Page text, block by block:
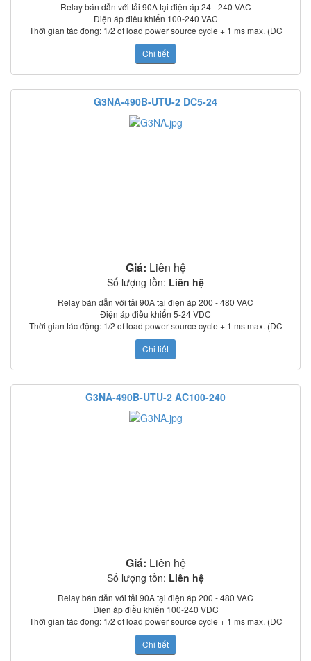
Relay bán dẫn với tải 90A tại điện áp 24 - 240 VAC
Điện áp điều khiển 100-240 VAC
Thời gian tác động: 1/2 of load power source cycle + 1 ms max. (DC
input); 3/2 of load power source cycle + 1 ms max. (AC input)
Dòng rò: 5 mA max. (at 100 VAC); 0 mA max. (at 200 VAC)
Điện trở cách điện: 100 MΩ min. (at 500 VDC)
Nhiệt độ làm việc: –30°C to 80°C
Chỉ thị trạng thái: LED
Có nắp che bảo vệ
Tiêu chuẩn: UL, CSA, TUV (model –UTU)
Chi tiết
G3NA-490B-UTU-2 DC5-24
Giá: Liên hệ
Số lượng tồn: Liên hệ
Relay bán dẫn với tải 90A tại điện áp 200 - 480 VAC
Điện áp điều khiển 5-24 VDC
Thời gian tác động: 1/2 of load power source cycle + 1 ms max. (DC
input); 3/2 of load power source cycle + 1 ms max. (AC input)
Dòng rò: 5 mA max. (at 100 VAC); 0 mA max. (at 200 VAC)
Điện trở cách điện: 100 MΩ min. (at 500 VDC)
Nhiệt độ làm việc: –30°C to 80°C
Chỉ thị trạng thái: LED
Có nắp che bảo vệ
Tiêu chuẩn: UL, CSA, TUV (model –UTU)
Chi tiết
G3NA-490B-UTU-2 AC100-240
Giá: Liên hệ
Số lượng tồn: Liên hệ
Relay bán dẫn với tải 90A tại điện áp 200 - 480 VAC
Điện áp điều khiển 100-240 VDC
Thời gian tác động: 1/2 of load power source cycle + 1 ms max. (DC
input); 3/2 of load power source cycle + 1 ms max. (AC input)
Dòng rò: 5 mA max. (at 100 VAC); 0 mA max. (at 200 VAC)
Điện trở cách điện: 100 MΩ min. (at 500 VDC)
Chi tiết